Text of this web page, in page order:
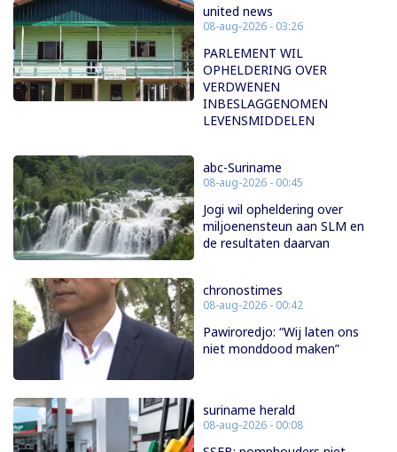
united news
08-aug-2026 - 03:26
PARLEMENT WIL
OPHELDERING OVER
VERDWENEN
INBESLAGGENOMEN
LEVENSMIDDELEN
abc-Suriname
08-aug-2026 - 00:45
Jogi wil opheldering over
miljoenensteun aan SLM en
de resultaten daarvan
chronostimes
08-aug-2026 - 00:42
Pawiroredjo: “Wij laten ons
niet monddood maken”
suriname herald
08-aug-2026 - 00:08